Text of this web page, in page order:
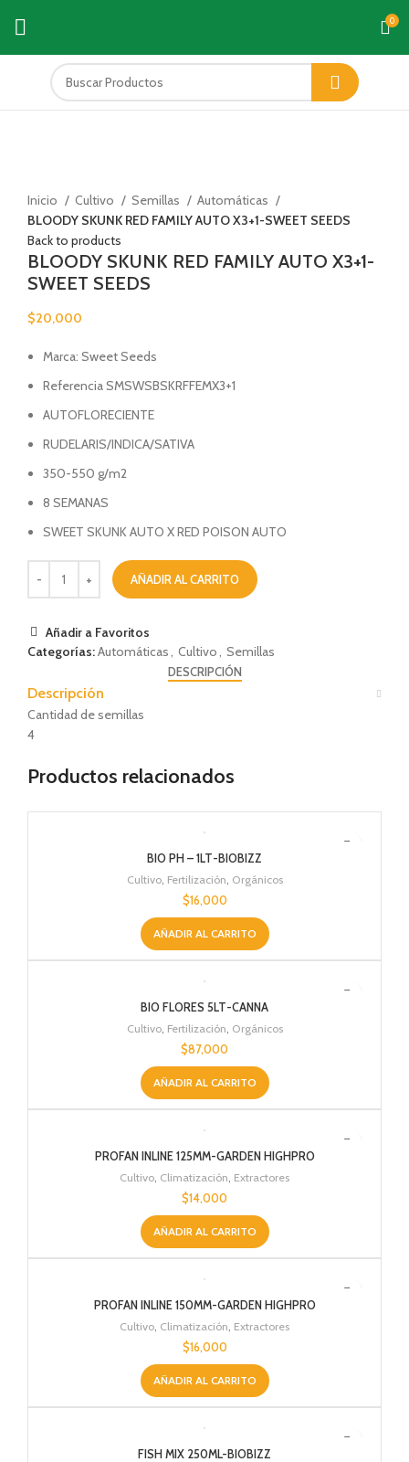
0
Inicio
Cultivo Semillas
Automáticas
BLOODY SKUNK RED FAMILY AUTO X3+1-SWEET SEEDS
Back to products
BLOODY SKUNK RED FAMILY AUTO X3+1-
SWEET SEEDS
$20,000
Marca: Sweet Seeds
Referencia SMSWSBSKRFFEMX3+1
AUTOFLORECIENTE
RUDELARIS/INDICA/SATIVA
350-550 g/m2
8 SEMANAS
SWEET SKUNK AUTO X RED POISON AUTO
AÑADIR AL CARRITO
Añadir a Favoritos
Categorías:Automáticas Cultivo Semillas
DESCRIPCIÓN
Descripción
Cantidad de semillas
4
Productos relacionados
BIO PH – 1LT-BIOBIZZ
Cultivo, Fertilización Orgánicos
$16,000
AÑADIR AL CARRITO
BIO FLORES 5LT-CANNA
Cultivo, Fertilización Orgánicos
$87,000
AÑADIR AL CARRITO
PROFAN INLINE 125MM-GARDEN HIGHPRO
Cultivo Climatización Extractores
$14,000
AÑADIR AL CARRITO
PROFAN INLINE 150MM-GARDEN HIGHPRO
Cultivo Climatización Extractores
$16,000
AÑADIR AL CARRITO
FISH MIX 250ML-BIOBIZZ